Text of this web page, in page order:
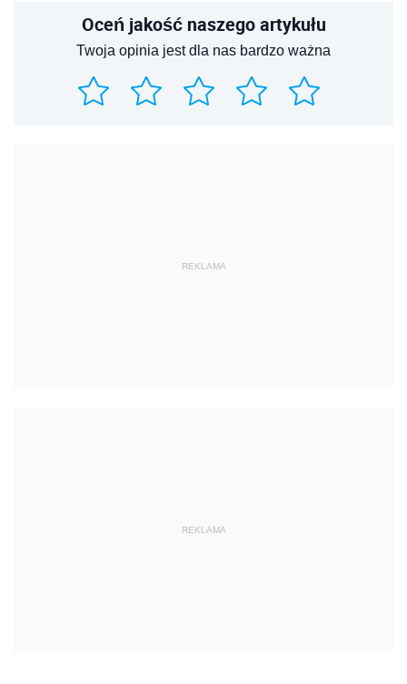
Oceń jakość naszego artykułu
Twoja opinia jest dla nas bardzo ważna
REKLAMA
REKLAMA